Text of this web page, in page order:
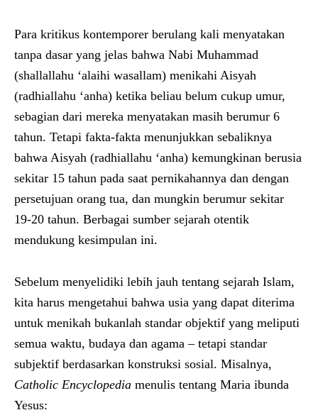
Para kritikus kontemporer berulang kali menyatakan
tanpa dasar yang jelas bahwa Nabi Muhammad
(shallallahu ‘alaihi wasallam) menikahi Aisyah
(radhiallahu ‘anha) ketika beliau belum cukup umur,
sebagian dari mereka menyatakan masih berumur 6
tahun. Tetapi fakta-fakta menunjukkan sebaliknya
bahwa Aisyah (radhiallahu ‘anha) kemungkinan berusia
sekitar 15 tahun pada saat pernikahannya dan dengan
persetujuan orang tua, dan mungkin berumur sekitar
19-20 tahun. Berbagai sumber sejarah otentik
mendukung kesimpulan ini.
Sebelum menyelidiki lebih jauh tentang sejarah Islam,
kita harus mengetahui bahwa usia yang dapat diterima
untuk menikah bukanlah standar objektif yang meliputi
semua waktu, budaya dan agama – tetapi standar
subjektif berdasarkan konstruksi sosial. Misalnya,
Catholic Encyclopedia menulis tentang Maria ibunda
Yesus: